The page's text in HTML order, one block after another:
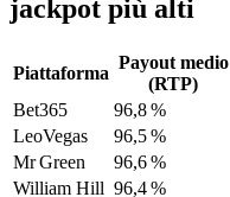
jackpot più alti
Piattaforma
Payout medio
(RTP)
Bet365
96,8 %
LeoVegas
96,5 %
Mr Green
96,6 %
William Hill 96,4 %